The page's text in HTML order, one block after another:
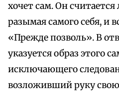
хочет сам. Он
разымая самого себя, и
«Прежде позволь». В
указуется образ этого
исключающего
возложивший руку